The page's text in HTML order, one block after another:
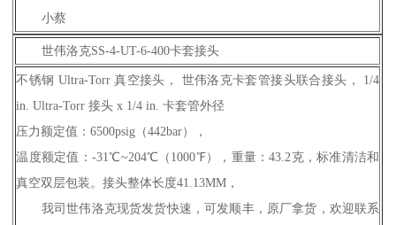
小蔡
世伟洛克SS-4-UT-6-400卡套接头
不锈钢 Ultra-Torr 真空接头， 世伟洛克卡套管接头联合接头， 1/4
in. Ultra-Torr 接头 x 1/4 in. 卡套管外径
压力额定值：6500psig（442bar），
温度额定值：-31℃~204℃（1000℉），重量：43.2克，标准清洁和
真空双层包装。接头整体长度41.13MM，
我司世伟洛克现货发货快速，可发顺丰，原厂拿货，欢迎联系